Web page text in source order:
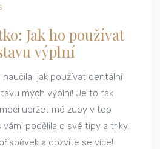
Jak ho používat
výplní
jak používat dentální
mých výplní! Je to tak
udržet mé zuby v top
podělila o své tipy a triky.
a dozvíte se více!